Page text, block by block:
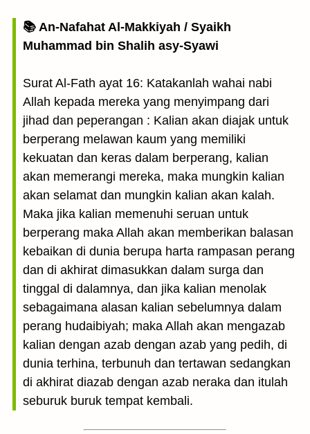
📚 An-Nafahat Al-Makkiyah / Syaikh
Muhammad bin Shalih asy-Syawi
Surat Al-Fath ayat 16: Katakanlah wahai nabi
Allah kepada mereka yang menyimpang dari
jihad dan peperangan : Kalian akan diajak untuk
berperang melawan kaum yang memiliki
kekuatan dan keras dalam berperang, kalian
akan memerangi mereka, maka mungkin kalian
akan selamat dan mungkin kalian akan kalah.
Maka jika kalian memenuhi seruan untuk
berperang maka Allah akan memberikan balasan
kebaikan di dunia berupa harta rampasan perang
dan di akhirat dimasukkan dalam surga dan
tinggal di dalamnya, dan jika kalian menolak
sebagaimana alasan kalian sebelumnya dalam
perang hudaibiyah; maka Allah akan mengazab
kalian dengan azab dengan azab yang pedih, di
dunia terhina, terbunuh dan tertawan sedangkan
di akhirat diazab dengan azab neraka dan itulah
seburuk buruk tempat kembali.